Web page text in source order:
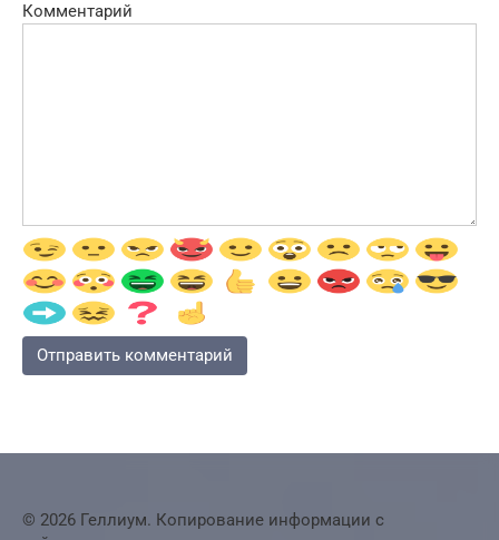
Комментарий
© 2026 Геллиум. Копирование информации с